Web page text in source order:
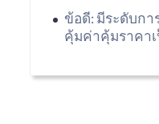
ข้อดี: มีระดับกา
คุ้มค่าคุ้มราคา